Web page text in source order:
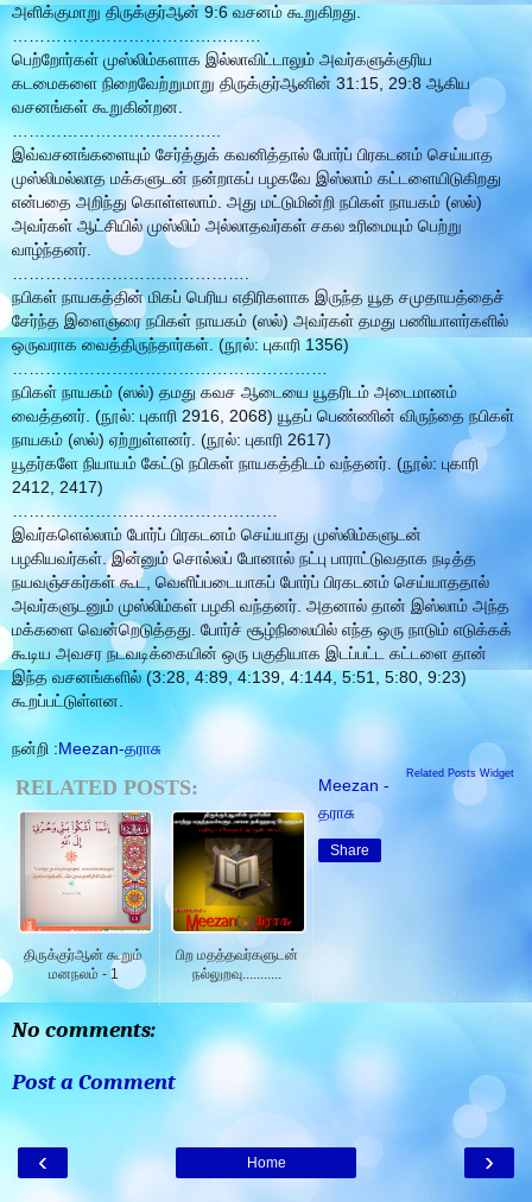
அளிக்குமாறு திருக்குர்ஆன் 9:6 வசனம் கூறுகிறது.
………………………………………
பெற்றோர்கள் முஸ்லிம்களாக இல்லாவிட்டாலும் அவர்களுக்குரிய
கடமைகளை நிறைவேற்றுமாறு திருக்குர்ஆனின் 31:15, 29:8 ஆகிய
வசனங்கள் கூறுகின்றன.
இவ்வசனங்களையும் சேர்த்துக் கவனித்தால் போர்ப் பிரகடனம் செய்யாத
முஸ்லிமல்லாத மக்களுடன் நன்றாகப் பழகவே இஸ்லாம் கட்டளையிடுகிறது
என்பதை அறிந்து கொள்ளலாம். அது மட்டுமின்றி நபிகள் நாயகம் (ஸல்)
அவர்கள் ஆட்சியில் முஸ்லிம் அல்லாதவர்கள் சகல உரிமையும் பெற்று
வாழ்ந்தனர்.
நபிகள் நாயகத்தின் மிகப் பெரிய எதிரிகளாக இருந்த யூத சமுதாயத்தைச்
சேர்ந்த இளைஞரை நபிகள் நாயகம் (ஸல்) அவர்கள் தமது பணியாளர்களில்
ஒருவராக வைத்திருந்தார்கள். (நூல்: புகாரி 1356)
…………………………………………………
நபிகள் நாயகம் (ஸல்) தமது கவச ஆடையை யூதரிடம் அடைமானம்
வைத்தனர். (நூல்: புகாரி 2916, 2068) யூதப் பெண்ணின் விருந்தை நபிகள்
நாயகம் (ஸல்) ஏற்றுள்ளனர். (நூல்: புகாரி 2617)
யூதர்களே நியாயம் கேட்டு நபிகள் நாயகத்திடம் வந்தனர். (நூல்: புகாரி
2412, 2417)
இவர்களெல்லாம் போர்ப் பிரகடனம் செய்யாது முஸ்லிம்களுடன்
பழகியவர்கள். இன்னும் சொல்லப் போனால் நட்பு பாராட்டுவதாக நடித்த
நயவஞ்சகர்கள் கூட, வெளிப்படையாகப் போர்ப் பிரகடனம் செய்யாததால்
அவர்களுடனும் முஸ்லிம்கள் பழகி வந்தனர். அதனால் தான் இஸ்லாம் அந்த
மக்களை வென்றெடுத்தது. போர்ச் சூழ்நிலையில் எந்த ஒரு நாடும் எடுக்கக்
கூடிய அவசர நடவடிக்கையின் ஒரு பகுதியாக இடப்பட்ட கட்டளை தான்
இந்த வசனங்களில் (3:28, 4:89, 4:139, 4:144, 5:51, 5:80, 9:23)
கூறப்பட்டுள்ளன.
நன்றி :Meezan-தராசு
RELATED POSTS:
திருக்குர்ஆன் கூறும்
மனநலம் - 1
பிற மதத்தவர்களுடன்
நல்லுறவு...........
Related Posts Widget
Meezan -
தராசு
Share
No comments:
Post a Comment
‹ ›
Home